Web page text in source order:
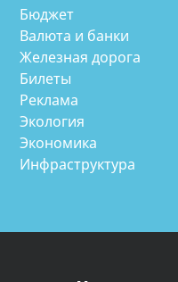
Бюджет
Валюта и банки
Железная дорога
Билеты
Реклама
Экология
Экономика
Инфраструктура